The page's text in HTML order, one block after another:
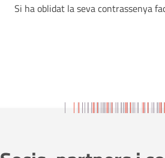
Si ha oblidat la seva contrassenya